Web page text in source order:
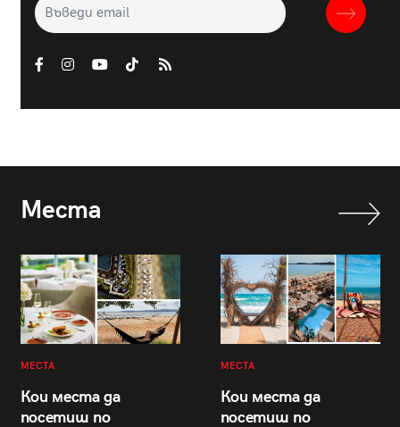
Места
МЕСТА
Кои места да
посетиш по
МЕСТА
Кои места да
посетиш по